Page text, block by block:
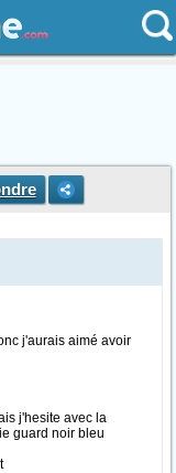
j'aurais aimé avoir
j'hesite avec la
guard noir bleu